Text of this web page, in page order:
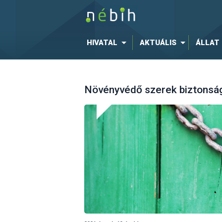
HIVATAL AKTUÁLIS ÁLLAT
Növényvédő szerek